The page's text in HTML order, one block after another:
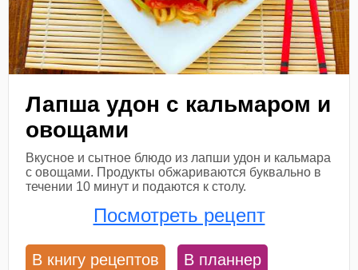
Лапша удон с кальмаром и
овощами
Вкусное и сытное блюдо из лапши удон и кальмара
с овощами. Продукты обжариваются буквально в
течении 10 минут и подаются к столу.
Посмотреть рецепт
В книгу рецептов В планнер